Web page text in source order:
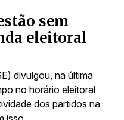
sem
eleitoral
divulgou, na última
no horário eleitoral
dos partidos na